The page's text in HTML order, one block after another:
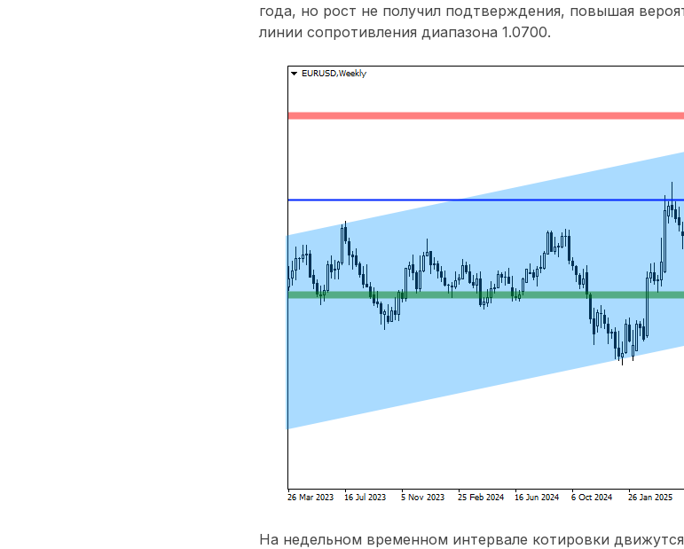
года, но рост не получил подтверждения, повышая
линии сопротивления диапазона 1.0700.
На недельном временном интервале котировки